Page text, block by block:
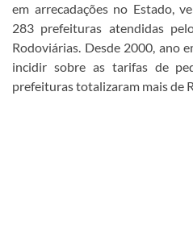
em arrecadações no Estado,
283 prefeituras atendidas
Rodoviárias. Desde 2000, ano
incidir sobre as tarifas de
prefeituras totalizaram mais de